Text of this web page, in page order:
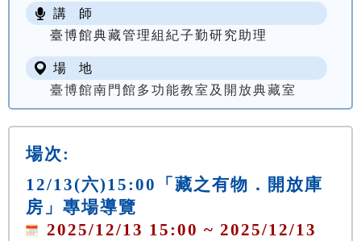
講 師
臺博館典藏管理組紀子勤研究助理
場 地
臺博館南門館多功能教室及開放典藏室
場次:
12/13(六)15:00「藏之有物．開放庫
房」專場導覽
2025/12/13 15:00 ~ 2025/12/13